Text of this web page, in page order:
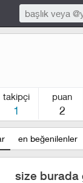
takipçi
1
puan
2
en beğenilenler
size burada